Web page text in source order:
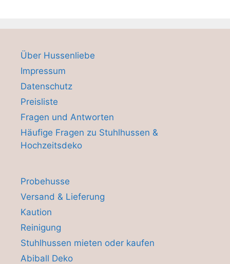
Über Hussenliebe
Impressum
Datenschutz
Preisliste
Fragen und Antworten
Häufige Fragen zu Stuhlhussen &
Hochzeitsdeko
Probehusse
Versand & Lieferung
Kaution
Reinigung
Stuhlhussen mieten oder kaufen
Abiball Deko